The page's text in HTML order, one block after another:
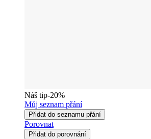
Náš tip-20%
Můj seznam přání
Přidat do seznamu přání
Porovnat
Přidat do porovnání